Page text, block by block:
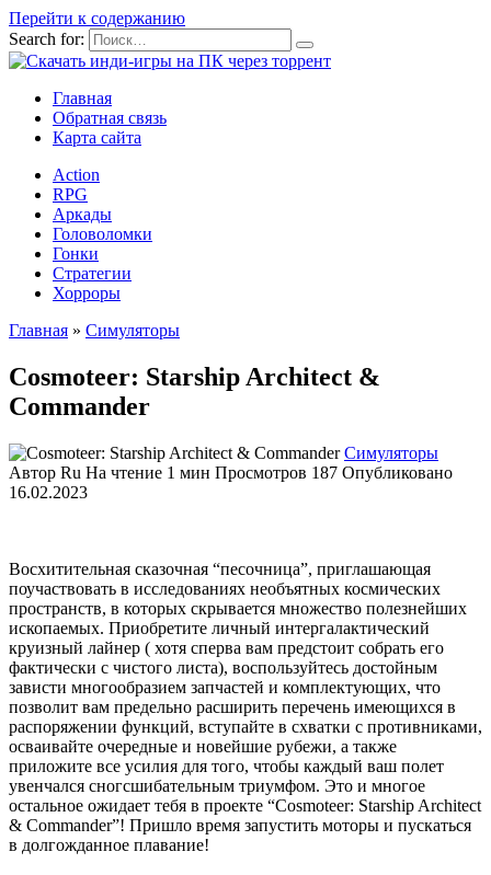
Перейти к содержанию
Search for:
Главная
Обратная связь
Карта сайта
Action
RPG
Аркады
Головоломки
Гонки
Стратегии
Хорроры
Главная » Симуляторы
Cosmoteer: Starship Architect &
Commander
Симуляторы
Автор Ru На чтение 1 мин Просмотров 187 Опубликовано
16.02.2023
Восхитительная сказочная “песочница”, приглашающая
поучаствовать в исследованиях необъятных космических
пространств, в которых скрывается множество полезнейших
ископаемых. Приобретите личный интергалактический
круизный лайнер ( хотя сперва вам предстоит собрать его
фактически с чистого листа), воспользуйтесь достойным
зависти многообразием запчастей и комплектующих, что
позволит вам предельно расширить перечень имеющихся в
распоряжении функций, вступайте в схватки с противниками,
осваивайте очередные и новейшие рубежи, а также
приложите все усилия для того, чтобы каждый ваш полет
увенчался сногсшибательным триумфом. Это и многое
остальное ожидает тебя в проекте “Cosmoteer: Starship Architect
& Commander”! Пришло время запустить моторы и пускаться
в долгожданное плавание!